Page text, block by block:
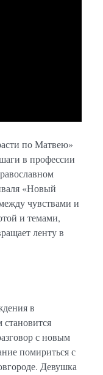
по Матвею»
в профессии
«Новый
чувствами и
и темами,
ленту в
в
с новым
помириться с
Девушка